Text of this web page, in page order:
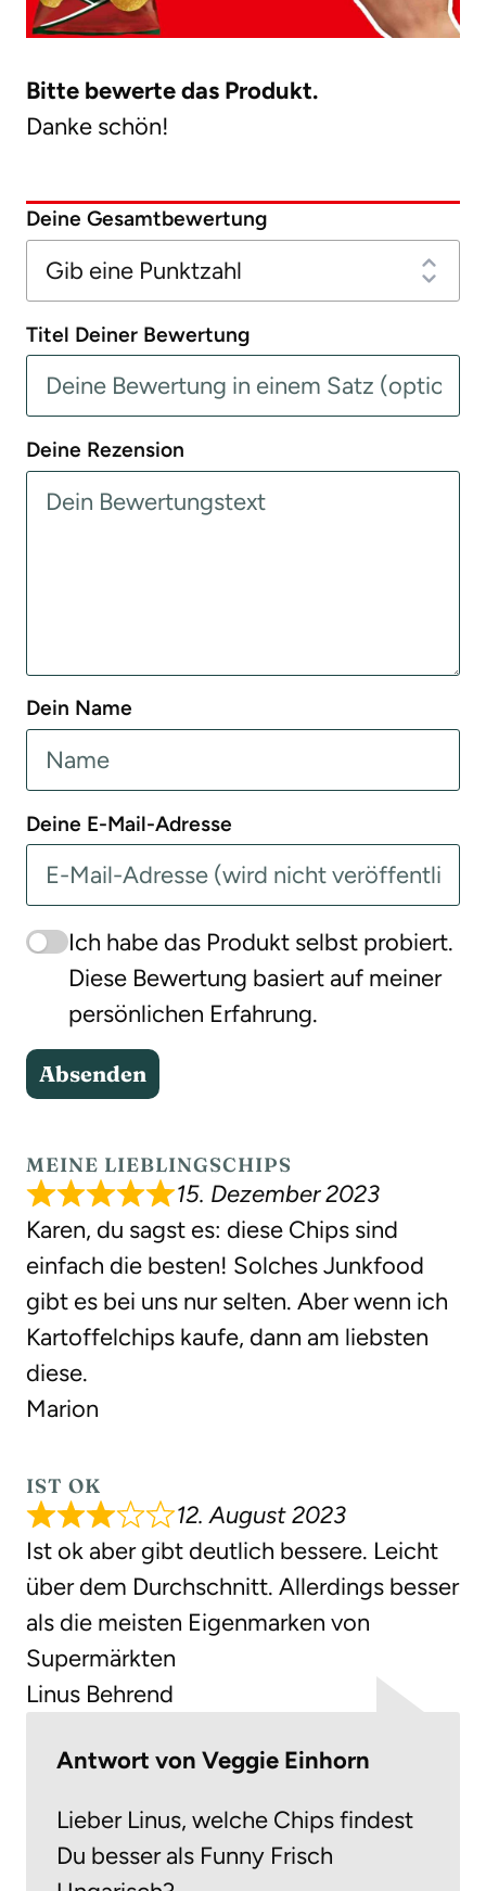
Bitte bewerte das Produkt.
Danke schön!
Deine Gesamtbewertung
Titel Deiner Bewertung
Deine Rezension
Dein Name
Deine E-Mail-Adresse
Ich habe das Produkt selbst probiert.
Diese Bewertung basiert auf meiner
persönlichen Erfahrung.
Absenden
MEINE LIEBLINGSCHIPS
15. Dezember 2023
Karen, du sagst es: diese Chips sind
einfach die besten! Solches Junkfood
gibt es bei uns nur selten. Aber wenn ich
Kartoffelchips kaufe, dann am liebsten
diese.
Marion
IST OK
12. August 2023
Ist ok aber gibt deutlich bessere. Leicht
über dem Durchschnitt. Allerdings besser
als die meisten Eigenmarken von
Supermärkten
Linus Behrend
Antwort von Veggie Einhorn
Lieber Linus, welche Chips findest
Du besser als Funny Frisch